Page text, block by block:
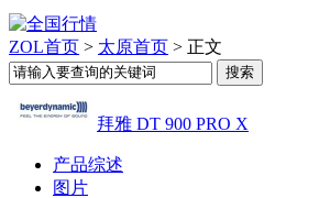
ZOL首页 > 太原首页 > 正文
拜雅 DT 900 PRO X
产品综述
图片